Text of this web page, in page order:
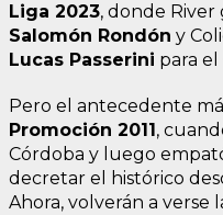
Liga 2023, donde River
Salomón Rondón y
Lucas Passerini para el
Pero el antecedente
Promoción 2011 ,
Córdoba y luego
decretar el histórico
Ahora, volverán a verse